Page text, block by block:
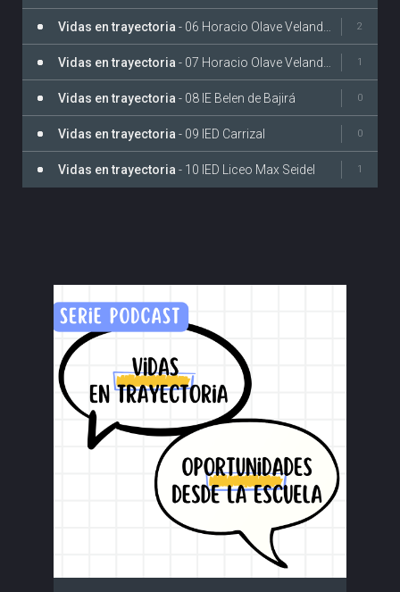
Vidas en trayectoria- 06 Horacio Olave Velandia 2
Vidas en trayectoria- 07 Horacio Olave Velandia II 1
Vidas en trayectoria- 08 IE Belen de Bajirá 0
Vidas en trayectoria- 09 IED Carrizal 0
Vidas en trayectoria- 10 IED Liceo Max Seidel 1